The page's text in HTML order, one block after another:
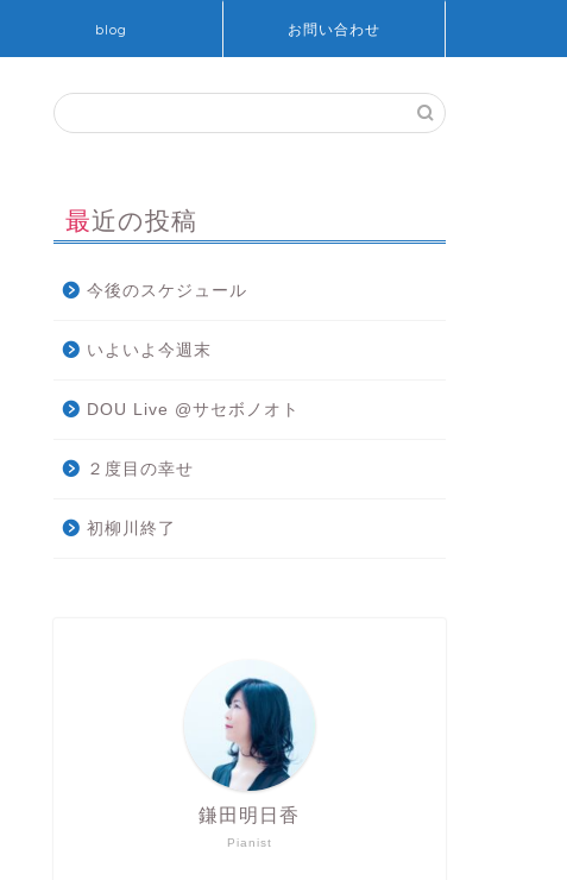
blog お問い合わせ
最近の投稿
今後のスケジュール
いよいよ今週末
DOU Live @サセボノオト
２度目の幸せ
初柳川終了
Pianist
鎌田明日香